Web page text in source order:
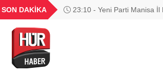
SON DAKİKA
23:10 - Yeni Parti Manisa İl
UYU
1,1837
18,1881